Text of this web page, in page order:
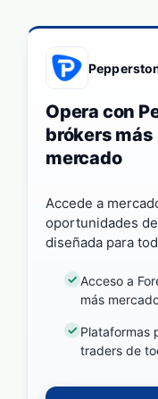
Opera con
brókers
mercado
Accede a
oportunidades
diseñada para
Acceso a
más
Plataformas
traders de